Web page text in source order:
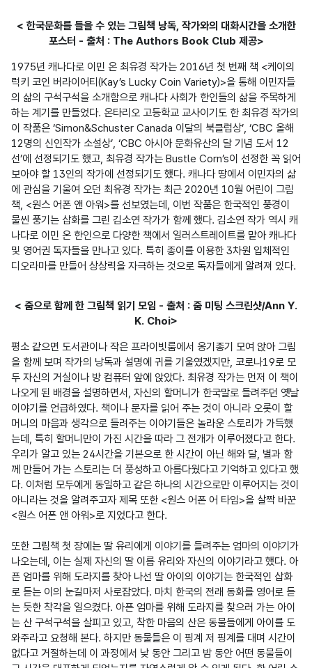
< 한국문화를 들을 수 있는 그림책 낭독, 작가와의 대화시간을 소개한
포스터 - 출처 : The Authors Book Club 제공>
1975년 캐나다로 이민 온 최유경 작가는 2016년 첫 번째 책 <케이의
럭키 코인 버라이어티(Kay’s Lucky Coin Variety)>을 통해 이민자들
의 삶의 구석구석을 소개함으로 캐나다 사회가 한인들의 삶을 주목하게
하는 계기를 만들었다. 온타리오 고등학교 교사이기도 한 최유경 작가의
이 작품은 ‘Simon&Schuster Canada 이달의 북클럽상’, ‘CBC 올해
12명의 신인작가 소설상’, ‘CBC 아시아 문화유산의 달 기념 도서 12
선’에 선정되기도 했고, 최유경 작가는 Bustle Corn’s이 선정한 꼭 읽어
보아야 할 13인의 작가에 선정되기도 했다. 캐나다 땅에서 이민자의 삶
에 관심을 기울여 오던 최유경 작가는 최근 2020년 10월 어린이 그림
책, <원스 어폰 앤 아워>를 선보였는데, 이번 작품은 한국적인 풍경이
물씬 풍기는 삽화를 그린 김소연 작가가 함께 했다. 김소연 작가 역시 캐
나다로 이민 온 한인으로 다양한 책에서 일러스트레이트를 맡아 캐나다
및 영어권 독자들을 만나고 있다. 특히 종이를 이용한 3차원 입체적인
디오라마를 만들어 상상력을 자극하는 것으로 독자들에게 알려져 있다.
< 줌으로 함께 한 그림책 읽기 모임 - 출처 : 줌 미팅 스크린샷/Ann Y.
K. Choi>
평소 같으면 도서관이나 작은 프라이빗룸에서 옹기종기 모여 앉아 그림
을 함께 보며 작가의 낭독과 설명에 귀를 기울였겠지만, 코로나19로 모
두 자신의 거실이나 방 컴퓨터 앞에 앉았다. 최유경 작가는 먼저 이 책이
나오게 된 배경을 설명하면서, 자신의 할머니가 한국말로 들려주던 옛날
이야기를 언급하였다. 책이나 문자를 읽어 주는 것이 아니라 오롯이 할
머니의 마음과 생각으로 들려주는 이야기들은 놀라운 스토리가 가득했
는데, 특히 할머니만이 가진 시간을 따라 그 전개가 이루어졌다고 한다.
우리가 알고 있는 24시간을 기본으로 한 시간이 아닌 해와 달, 별과 함
께 만들어 가는 스토리는 더 풍성하고 아름다웠다고 기억하고 있다고 했
다. 이처럼 모두에게 동일하고 같은 하나의 시간으로만 이루어지는 것이
아니라는 것을 알려주고자 제목 또한 <원스 어폰 어 타임>을 살짝 바꾼
<원스 어폰 앤 아워>로 지었다고 한다.
또한 그림책 첫 장에는 딸 유리에게 이야기를 들려주는 엄마의 이야기가
나오는데, 이는 실제 자신의 딸 이름 유리와 자신의 이야기라고 했다. 아
픈 엄마를 위해 도라지를 찾아 나선 딸 아이의 이야기는 한국적인 삽화
로 듣는 이의 눈길마저 사로잡았다. 마치 한국의 전래 동화를 영어로 듣
는 듯한 착각을 일으켰다. 아픈 엄마를 위해 도라지를 찾으러 가는 아이
는 산 구석구석을 살피고 있고, 착한 마음의 산은 동물들에게 아이를 도
와주라고 요청해 본다. 하지만 동물들은 이 핑계 저 핑계를 대며 시간이
없다고 거절하는데 이 과정에서 낮 동안 그리고 밤 동안 어떤 동물들이